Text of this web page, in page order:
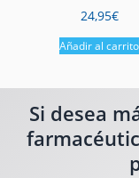
24,95€
Añadir al carrito
Si desea